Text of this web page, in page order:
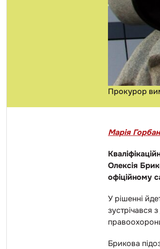
Прокурор
Марія
Олексія
офіційному
У рішенні
зустрічався
Брикова